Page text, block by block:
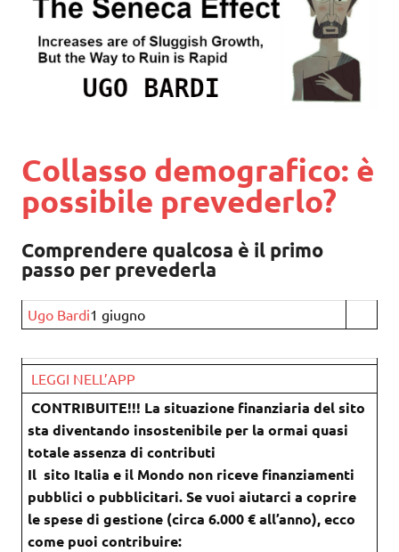
Collasso demografico: è
possibile prevederlo?
Comprendere qualcosa è il primo
passo per prevederla
Ugo Bardi1 giugno
LEGGI NELL’APP
CONTRIBUITE!!! La situazione finanziaria del sito
sta diventando insostenibile per la ormai quasi
totale assenza di contributi
Il sito Italia e il Mondo non riceve finanziamenti
pubblici o pubblicitari. Se vuoi aiutarci a coprire
le spese di gestione (circa 6.000 € all’anno), ecco
come puoi contribuire: